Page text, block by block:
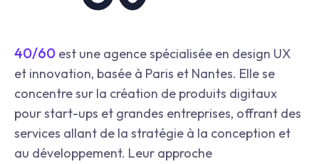
40/60 est une agence spécialisée en design UX
et innovation, basée à Paris et Nantes. Elle se
concentre sur la création de produits digitaux
pour start-ups et grandes entreprises, offrant des
services allant de la stratégie à la conception et
au développement. Leur approche